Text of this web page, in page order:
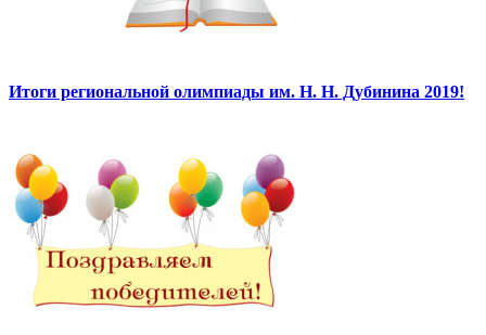
Итоги региональной олимпиады им. Н. Н. Дубинина 2019!